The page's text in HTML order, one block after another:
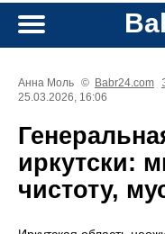
Анна Моль © Babr24.com
25.03.2026, 16:06
иркутски:
чистоту,